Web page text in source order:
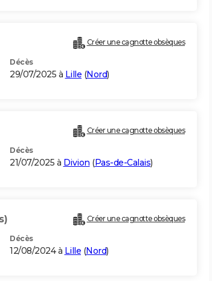
Créer une cagnotte obsèques
Décès
29/07/2025 à Lille (Nord)
Créer une cagnotte obsèques
Décès
21/07/2025 à Divion (Pas-de-Calais)
Créer une cagnotte obsèques
Décès
12/08/2024 à Lille (Nord)